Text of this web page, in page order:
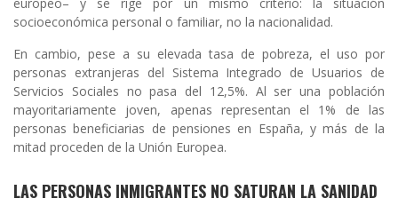
socioeconómica personal o familiar, no la nacionalidad.
En cambio, pese a su elevada tasa de pobreza, el uso por
personas extranjeras del Sistema Integrado de Usuarios de
Servicios Sociales no pasa del 12,5%. Al ser una población
mayoritariamente joven, apenas representan el 1% de las
personas beneficiarias de pensiones en España, y más de la
mitad proceden de la Unión Europea.
LAS PERSONAS INMIGRANTES NO SATURAN LA SANIDAD